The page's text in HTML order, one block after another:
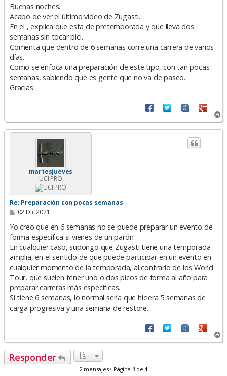
n
a
j
e
Buenas noches.
Acabo de ver el último video de Zugasti.
En el , explica que esta de pretemporada y que lleva dos
semanas sin tocar bici.
Comenta que dentro de 6 semanas corre una carrera de varios
días.
Como se enfoca una preparación de este tipo, con tan pocas
semanas, sabiendo que es gente que no va de paseo.
Gracias
r
r
martesjueves
UCI PRO
Re: Preparación con pocas semanas
M
n
a
j
e
02 Dic 2021
Yo creo que en 6 semanas no se puede preparar un evento de
forma específica si vienes de un parón.
En cualquier caso, supongo que Zugasti tiene una temporada
amplia, en el sentido de que puede participar en un evento en
cualquier momento de la temporada, al contrario de los World
Tour, que suelen tener uno o dos picos de forma al año para
preparar carreras más específicas.
Si tiene 6 semanas, lo normal sería que hiciera 5 semanas de
carga progresiva y una semana de restore.
r
Responder
2 mensajes • Página 1 de 1